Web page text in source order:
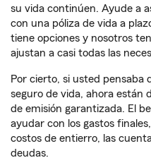
su vida continúen. Ayude a
con una póliza de vida a
tiene opciones y nosotros
ajustan a casi todas las
Por cierto, si usted pensaba
seguro de vida, ahora están
de emisión garantizada. El
ayudar con los gastos
costos de entierro, las
deudas.